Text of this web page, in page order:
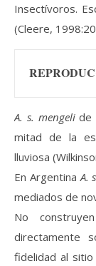
Insectívoros.
(Cleere,
A. s. mengelide
mitad de la
lluviosa
En Argentina A.
mediados de
No
directamente
fidelidad al sitio